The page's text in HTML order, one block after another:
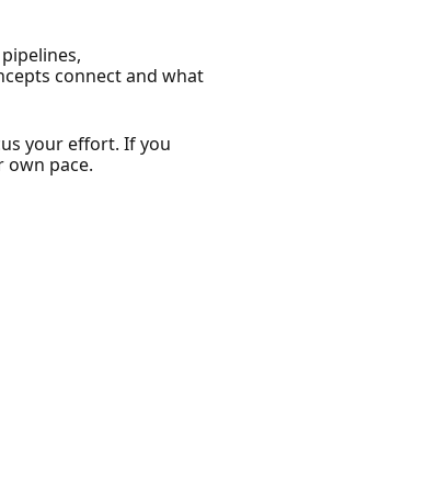
connect and what
your effort. If you
own pace.